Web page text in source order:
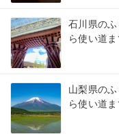
石川県の
ら使い道ま
山梨県の
ら使い道ま